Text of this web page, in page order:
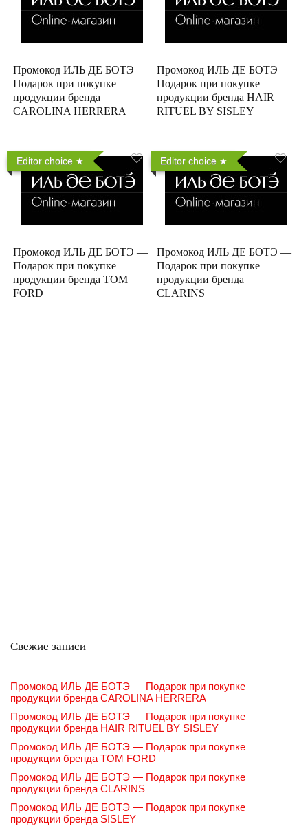
Промокод ИЛЬ ДЕ БОТЭ —
Подарок при покупке
продукции бренда
CAROLINA HERRERA
Промокод ИЛЬ ДЕ БОТЭ —
Подарок при покупке
продукции бренда HAIR
RITUEL BY SISLEY
Editor choice
Промокод ИЛЬ ДЕ БОТЭ —
Подарок при покупке
продукции бренда TOM
FORD
Editor choice
Промокод ИЛЬ ДЕ БОТЭ —
Подарок при покупке
продукции бренда
CLARINS
Свежие записи
Промокод ИЛЬ ДЕ БОТЭ — Подарок при покупке
продукции бренда CAROLINA HERRERA
Промокод ИЛЬ ДЕ БОТЭ — Подарок при покупке
продукции бренда HAIR RITUEL BY SISLEY
Промокод ИЛЬ ДЕ БОТЭ — Подарок при покупке
продукции бренда TOM FORD
Промокод ИЛЬ ДЕ БОТЭ — Подарок при покупке
продукции бренда CLARINS
Промокод ИЛЬ ДЕ БОТЭ — Подарок при покупке
продукции бренда SISLEY